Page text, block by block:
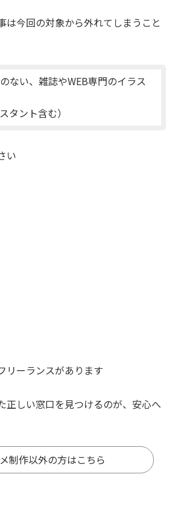
は今回の対象から外れてしまうこと
ない、雑誌やWEB専門のイラス
タント含む）
い
リーランスがあります
正しい窓口を見つけるのが、安心へ
制作以外の方はこちら